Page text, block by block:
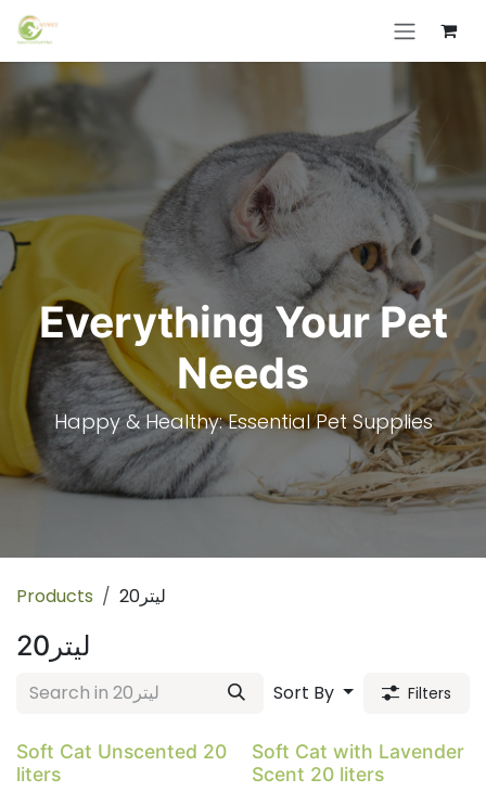
Skip to Content
Everything Your Pet
Needs
Happy & Healthy: Essential Pet Supplies
Products 20ليتر
20ليتر
Sort By Filters
Soft Cat Unscented 20
liters
Soft Cat with Lavender
Scent 20 liters